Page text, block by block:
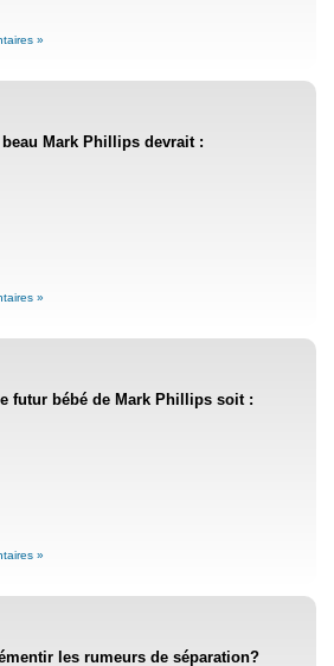
»
Mark Phillips devrait :
»
futur bébé de Mark Phillips soit :
»
les rumeurs de séparation?